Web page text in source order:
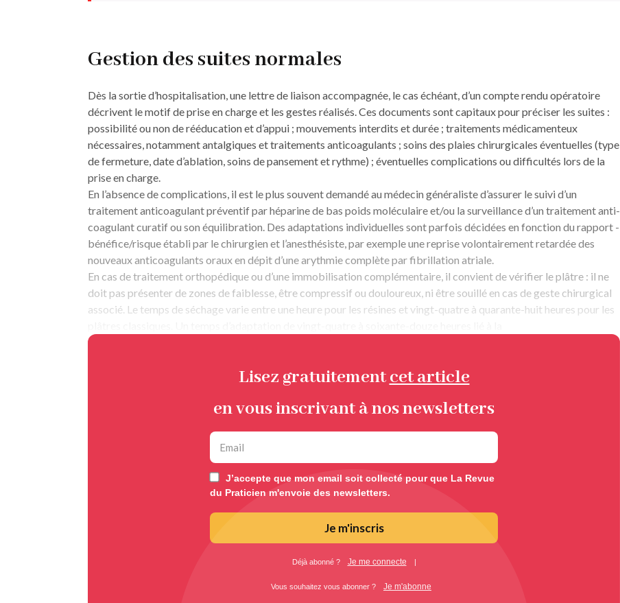
Gestion des suites normales
Dès la sortie d’hospitalisation, une lettre de liaison accompagnée, le cas échéant, d’un compte rendu opératoire
décrivent le motif de prise en charge et les gestes réalisés. Ces documents sont capitaux pour préciser les suites :
possibilité ou non de rééducation et d’appui ; mouvements interdits et durée ; traitements médicamenteux
nécessaires, notamment antalgiques et traitements anticoagulants ; soins des plaies chirurgicales éventuelles (type
de fermeture, date d’ablation, soins de pansement et rythme) ; éventuelles complications ou difficultés lors de la
prise en charge.
En l’absence de complications, il est le plus souvent demandé au médecin géné­raliste d’assurer le suivi d’un
traitement anticoagulant préventif par héparine de bas poids moléculaire et/ou la surveillance d’un traitement anti­
coa­gulant curatif ou son équilibration. Des adaptations individuelles sont parfois décidées en fonction du rapport ­
bénéfice/risque établi par le chirurgien et l’anesthésiste, par exemple une reprise volontairement retardée des
nouveaux anticoagulants oraux en dépit d’une arythmie complète par fibrillation atriale.
En cas de traitement orthopédique ou d’une immobilisation complémentaire, il convient de vérifier le plâtre : il ne
doit pas présenter de zones de faiblesse, être compressif ou douloureux, ni être souillé en cas de geste chirurgical
associé. Le temps de séchage varie entre une heure pour les résines et vingt-quatre à quarante-huit heures pour les
Lisez gratuitementcet article
en vous inscrivant à nos newsletters
J’accepte que mon email soit collecté pour que La Revue
du Praticien m'envoie des newsletters.
Je m'inscris
Déjà abonné ? Je me connecte |
Vous souhaitez vous abonner ? Je m'abonne